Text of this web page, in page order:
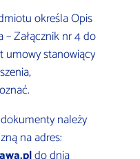
określa Opis
Załącznik nr 4 do
umowy stanowiący
należy
na adres: